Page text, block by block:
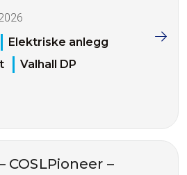
Elektriske anlegg
Valhall DP
COSLPioneer –